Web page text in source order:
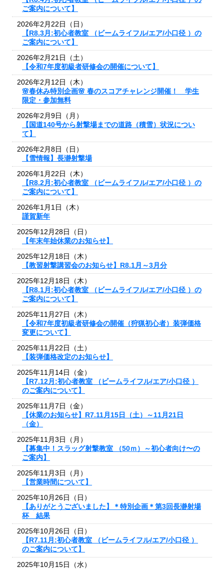
ご案内について】
2026年2月22日（日）
【R8.3月:初心者教室 （ビームライフル/エア/小口径 ）の
ご案内について】
2026年2月21日（土）
【令和7年度初級者研修会の開催について】
2026年2月12日（木）
🌸春休み特別企画🌸 春のスコアチャレンジ開催！ 学生
限定・参加無料
2026年2月9日（月）
【国道140号から射撃場までの道路（積雪）状況につい
て】
2026年2月8日（日）
【雪情報】長瀞射撃場
2026年1月22日（木）
【R8.2月:初心者教室 （ビームライフル/エア/小口径 ）の
ご案内について】
2026年1月1日（木）
謹賀新年
2025年12月28日（日）
【年末年始休業のお知らせ】
2025年12月18日（木）
【教習射撃講習会のお知らせ】R8.1月～3月分
2025年12月18日（木）
【R8.1月:初心者教室 （ビームライフル/エア/小口径 ）の
ご案内について】
2025年11月27日（木）
【令和7年度初級者研修会の開催（狩猟初心者）装弾価格
変更について】
2025年11月22日（土）
【装弾価格改定のお知らせ】
2025年11月14日（金）
【R7.12月:初心者教室 （ビームライフル/エア/小口径 ）
のご案内について】
2025年11月7日（金）
【休業のお知らせ】R7.11月15日（土）～11月21日
（金）
2025年11月3日（月）
【募集中！スラッグ射撃教室 （50ｍ）～初心者向け〜の
ご案内】
2025年11月3日（月）
【営業時間について】
2025年10月26日（日）
【ありがとうございました】＊特別企画＊第3回長瀞射場
杯 結果
2025年10月26日（日）
【R7.11月:初心者教室 （ビームライフル/エア/小口径 ）
のご案内について】
2025年10月15日（水）